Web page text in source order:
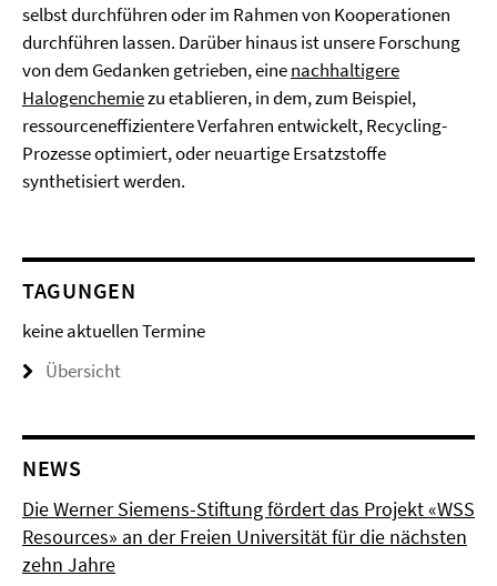
selbst durchführen oder im Rahmen von Kooperationen
durchführen lassen. Darüber hinaus ist unsere Forschung
von dem Gedanken getrieben, einenachhaltigere
Halogenchemiezu etablieren, in dem, zum Beispiel,
ressourceneffizientere Verfahren entwickelt, Recycling-
Prozesse optimiert, oder neuartige Ersatzstoffe
synthetisiert werden.
TAGUNGEN
keine aktuellen Termine
Übersicht
NEWS
Die Werner Siemens-Stiftung fördert das Projekt «WSS
Resources» an der Freien Universität für die nächsten
zehn Jahre